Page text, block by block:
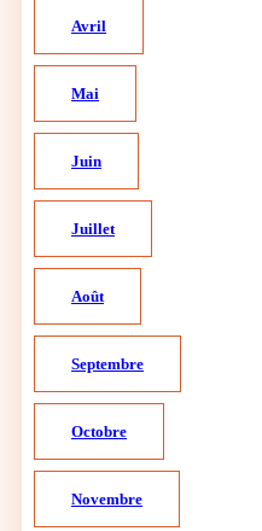
Avril
Mai
Juin
Juillet
Août
Septembre
Octobre
Novembre